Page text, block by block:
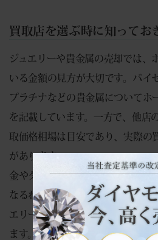
買取店を選ぶ時に知ってお
ジュエリーや貴金属の売却では、
いる金額の見方が大切です。バイ
プラチナなどの貴金属についてホ
を記載しています。一方で、他店
取価格相場は目安であり、実際の
があります。
金やダイヤモンドのリングは、ど
なるわけではありません。金の単
エリーとしての需要、状態の確認
ます。フランチャイズチェーンの